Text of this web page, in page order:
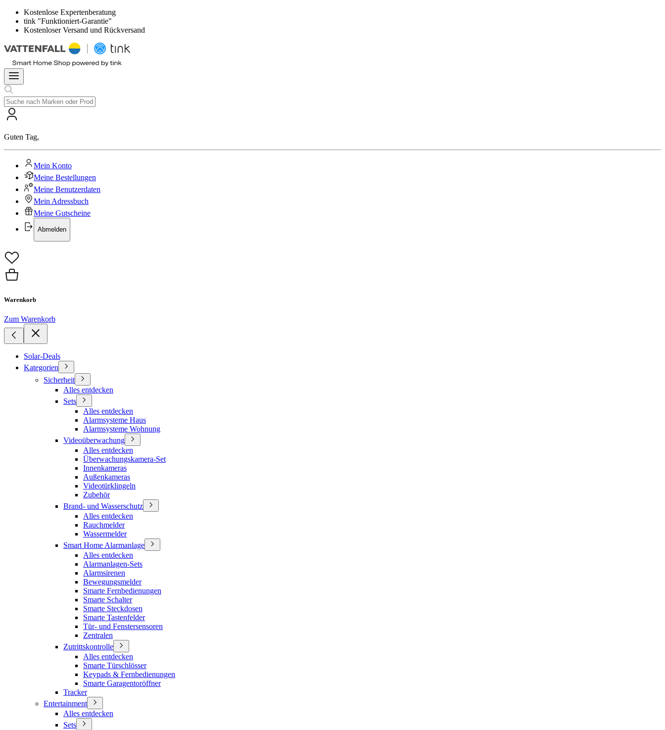
Kostenlose Expertenberatung
tink "Funktioniert-Garantie"
Kostenloser Versand und Rückversand
Guten Tag,
Mein Konto
Meine Bestellungen
Meine Benutzerdaten
Mein Adressbuch
Meine Gutscheine
Abmelden
Warenkorb
Zum Warenkorb
Solar-Deals
Kategorien
Sicherheit
Alles entdecken
Sets
Alles entdecken
Alarmsysteme Haus
Alarmsysteme Wohnung
Videoüberwachung
Alles entdecken
Überwachungskamera-Set
Innenkameras
Außenkameras
Videotürklingeln
Zubehör
Brand- und Wasserschutz
Alles entdecken
Rauchmelder
Wassermelder
Smart Home Alarmanlage
Alles entdecken
Alarmanlagen-Sets
Alarmsirenen
Bewegungsmelder
Smarte Fernbedienungen
Smarte Schalter
Smarte Steckdosen
Smarte Tastenfelder
Tür- und Fenstersensoren
Zentralen
Zutrittskontrolle
Alles entdecken
Smarte Türschlösser
Keypads & Fernbedienungen
Smarte Garagentoröffner
Tracker
Entertainment
Alles entdecken
Sets